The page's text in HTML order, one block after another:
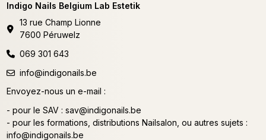
Indigo Nails Belgium Lab Estetik
13 rue Champ Lionne
7600 Péruwelz
069 301 643
info@indigonails.be
Envoyez-nous un e-mail :
- pour le SAV : sav@indigonails.be
- pour les formations, distributions Nailsalon, ou autres sujets :
info@indigonails.be